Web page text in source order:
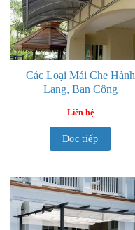
Các Loại Mái Che Hành
Lang, Ban Công
Liên hệ
Đọc tiếp